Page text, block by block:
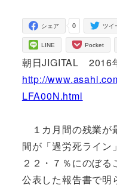
0
シェア ツイ
LINE Pocket
朝日JIGITAL 2016
http://
LFA00N.html
１カ月間の残業が
間が「過労死ライン
２２・７％にのぼ
公表した報告書で明